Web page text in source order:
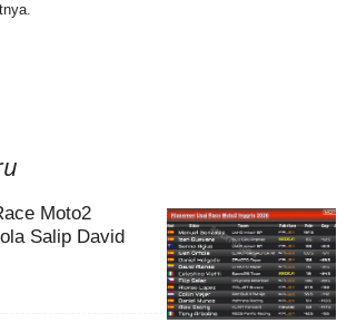
Moto2
Salip David